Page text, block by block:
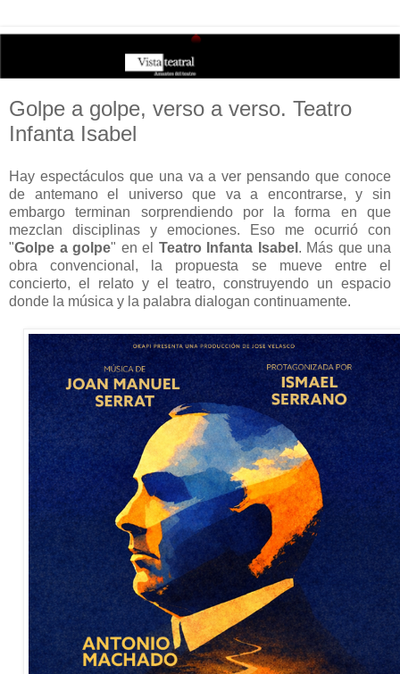
Golpe a golpe, verso a verso. Teatro
Infanta Isabel
Hay espectáculos que una va a ver pensando que conoce
de antemano el universo que va a encontrarse, y sin
embargo terminan sorprendiendo por la forma en que
mezclan disciplinas y emociones. Eso me ocurrió con
"Golpe a golpe" en el Teatro Infanta Isabel . Más que una
obra convencional, la propuesta se mueve entre el
concierto, el relato y el teatro, construyendo un espacio
donde la música y la palabra dialogan continuamente.